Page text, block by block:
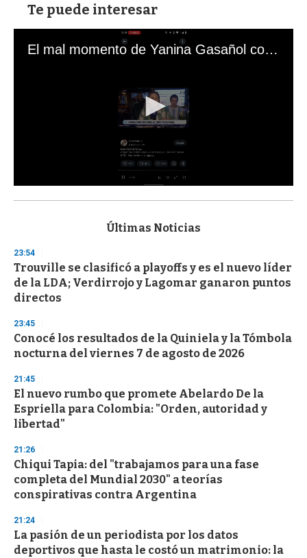
Te puede interesar
El mal momento de Yanina Gasañol con un hincha argentino en "Subrayado"
s
d
s
o
f
3
s
e
c
o
d
s
Últimas Noticias
23:54
Trouville se clasificó a playoffs y es el nuevo líder
de la LDA; Verdirrojo y Lagomar ganaron puntos
directos
23:45
Conocé los resultados de la Quiniela y la Tómbola
nocturna del viernes 7 de agosto de 2026
21:45
El nuevo rumbo que promete Abelardo De la
Espriella para Colombia: "Orden, autoridad y
libertad"
21:26
Chiqui Tapia: del "trabajamos para una fase
completa del Mundial 2030" a teorías
conspirativas contra Argentina
21:24
La pasión de un periodista por los datos
deportivos que hasta le costó un matrimonio: la